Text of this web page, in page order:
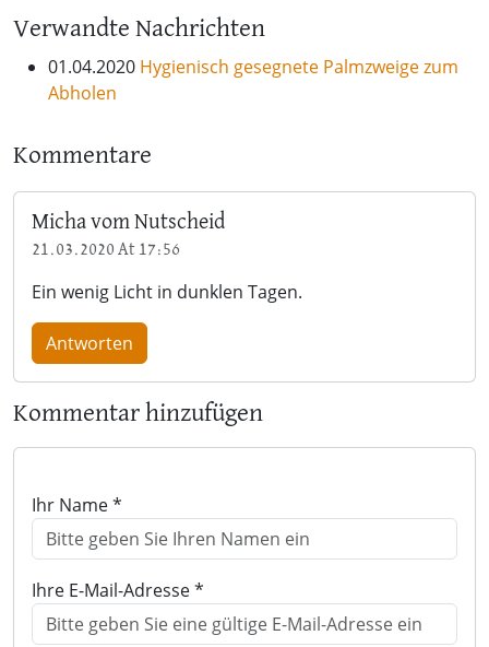
Verwandte Nachrichten
01.04.2020 Hygienisch gesegnete Palmzweige zum
Abholen
Kommentare
Micha vom Nutscheid
21.03.2020 At 17:56
Ein wenig Licht in dunklen Tagen.
Antworten
Kommentar hinzufügen
Ihr Name *
Ihre E-Mail-Adresse *